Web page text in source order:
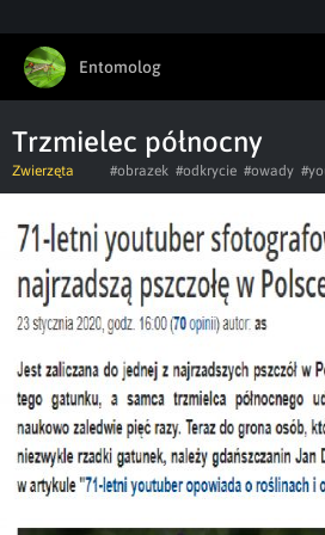
Entomolog
Trzmielec północny
Zwierzęta #obrazek #odkrycie #owady